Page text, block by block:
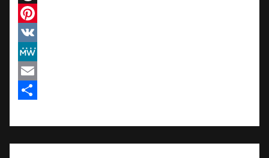
Threads
Pinterest
VK
MeWe
Email